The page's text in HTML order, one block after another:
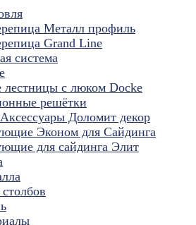
Металл профиль
Grand Line
система
лестницы с люком Docke
решётки
Доломит декор
Эконом для Сайдинга
для cайдинга Элит